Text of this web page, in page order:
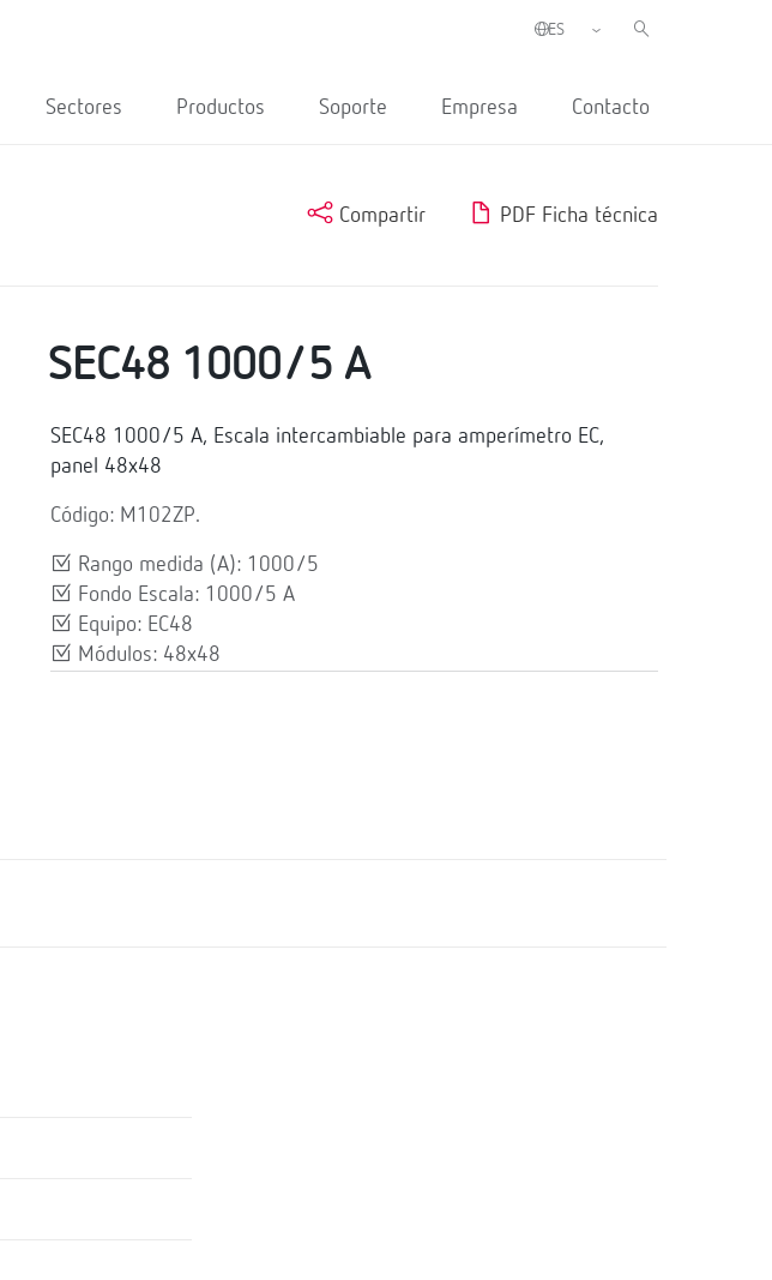
Sectores Productos Soporte Empresa Contacto
Compartir PDF Ficha técnica
SEC48 1000/5 A
SEC48 1000/5 A, Escala intercambiable para amperímetro EC,
panel 48x48
Código: M102ZP.
Rango medida (A): 1000/5
Fondo Escala: 1000/5 A
Equipo: EC48
Módulos: 48x48